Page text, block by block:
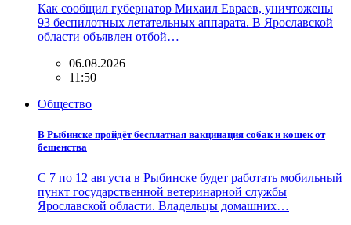
Как сообщил губернатор Михаил Евраев, уничтожены
93 беспилотных летательных аппарата. В Ярославской
области объявлен отбой…
06.08.2026
11:50
Общество
В Рыбинске пройдёт бесплатная вакцинация собак и кошек от
бешенства
С 7 по 12 августа в Рыбинске будет работать мобильный
пункт государственной ветеринарной службы
Ярославской области. Владельцы домашних…